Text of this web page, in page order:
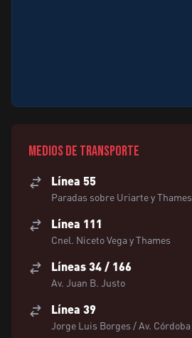
Medios de transporte
Línea 55
Paradas sobre Uriarte y Thames
Línea 111
Cnel. Niceto Vega y Thames
Líneas 34 / 166
Av. Juan B. Justo
Línea 39
Jorge Luis Borges / Av. Córdoba